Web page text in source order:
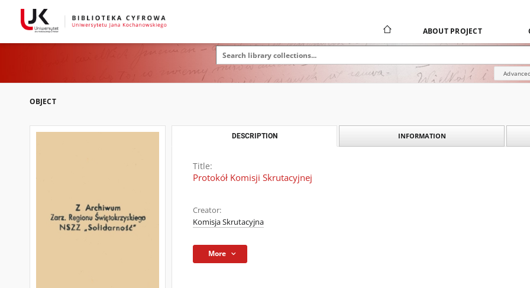
ABOUT PROJECT
OBJECT
DESCRIPTION INFORMATION
Title:
Protokół Komisji Skrutacyjnej
Creator:
Komisja Skrutacyjna
More